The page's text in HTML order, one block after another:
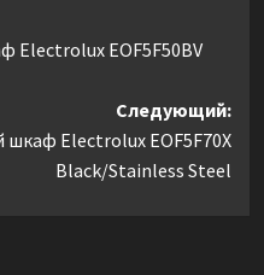
Electrolux EOF5F50BV
Следующий:
шкаф Electrolux EOF5F70X
Black/Stainless Steel